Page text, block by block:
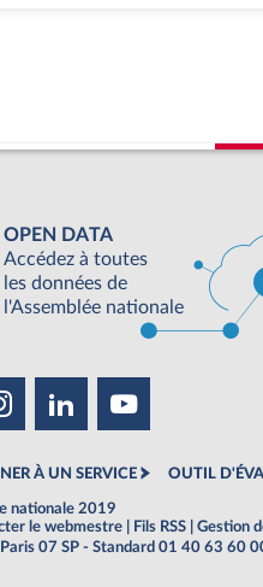
OPEN DATA
Accédez à toutes
les données de
l'Assemblée nationale
À UN SERVICE OUTIL
nationale 2019
le webmestre Fils RSS
Gestion
07 SP - Standard 01 40 63 60